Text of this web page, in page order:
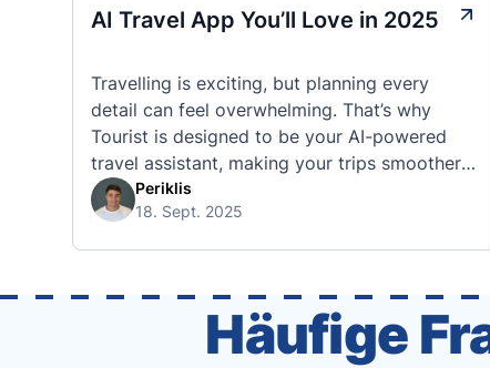
AI Travel App You’ll Love in 2025
Travelling is exciting, but planning every
detail can feel overwhelming. That’s why
Tourist is designed to be your AI-powered
travel assistant, making your trips smoother,
smarter, and stress-free. 🧭 What Makes the
Tourist App Unique? Unlike standard travel
trip planning becomes as exciting …
Periklis
18. Sept. 2025
Häufige